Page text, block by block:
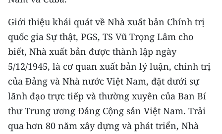
Media Du lịch
Media Thế giới
Media Thể thao
Media Giáo dục
Media Y tế
Media Khoa học - Công nghệ
Giới thiệu khái quát về Nhà xuất bản Chính trị
quốc gia Sự thật, PGS, TS Vũ Trọng Lâm cho
biết, Nhà xuất bản được thành lập ngày
5/12/1945, là cơ quan xuất bản lý luận, chính trị
của Đảng và Nhà nước Việt Nam, đặt dưới sự
lãnh đạo trực tiếp và thường xuyên của Ban Bí
thư Trung ương Đảng Cộng sản Việt Nam. Trải
qua hơn 80 năm xây dựng và phát triển, Nhà